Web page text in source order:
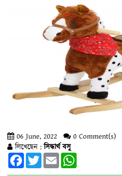
06 June, 2022 0 Comment(s)
লিখেছেন :সিদ্ধার্থ বসু
FacebookTwitterEmail